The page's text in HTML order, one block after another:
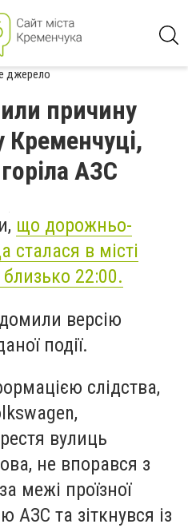
джерело
причину
АЗС
що дорожньо-
сталася в місті
22:00.
версію
події.
слідства,
вулиць
не впорався з
межі проїзної
АЗС та зіткнувся із